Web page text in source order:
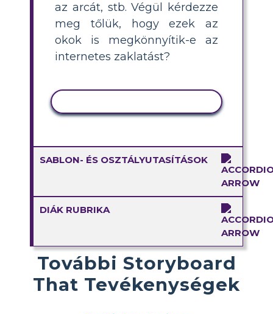
az arcát, stb. Végül kérdezze
meg tőlük, hogy ezek az
okok is megkönnyítik-e az
internetes zaklatást?
SABLON- ÉS OSZTÁLYUTASÍTÁSOK
DIÁK RUBRIKA
További Storyboard
That Tevékenységek